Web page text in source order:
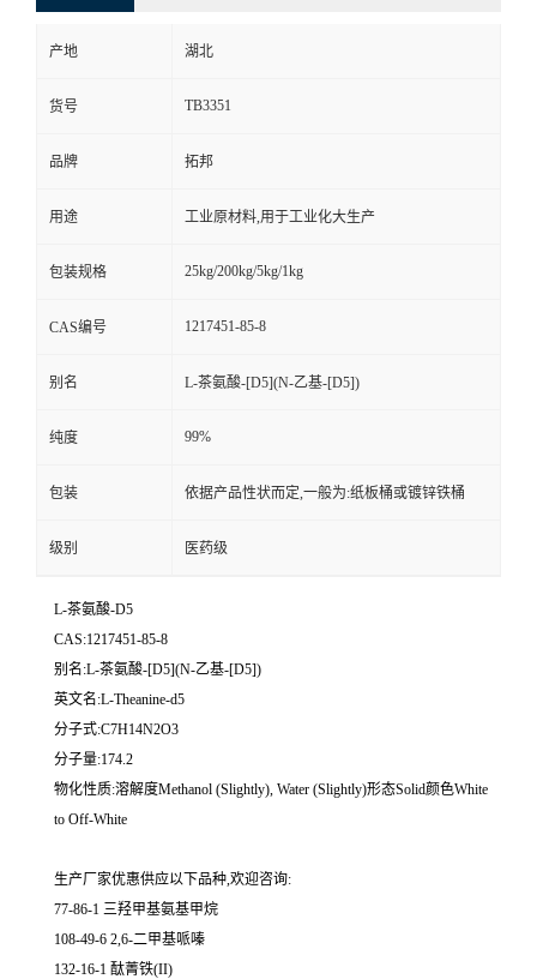
产地 湖北
货号 TB3351
品牌 拓邦
用途 工业原材料,用于工业化大生产
包装规格 25kg/200kg/5kg/1kg
CAS编号 1217451-85-8
别名 L-茶氨酸-[D5](N-乙基-[D5])
纯度 99%
包装 依据产品性状而定,一般为:纸板桶或镀锌铁桶
级别 医药级
L-茶氨酸-D5
CAS:1217451-85-8
别名:L-茶氨酸-[D5](N-乙基-[D5])
英文名:L-Theanine-d5
分子式:C7H14N2O3
分子量:174.2
物化性质:溶解度Methanol (Slightly), Water (Slightly)形态Solid颜色White
to Off-White
生产厂家优惠供应以下品种,欢迎咨询:
77-86-1 三羟甲基氨基甲烷
108-49-6 2,6-二甲基哌嗪
132-16-1 酞菁铁(II)